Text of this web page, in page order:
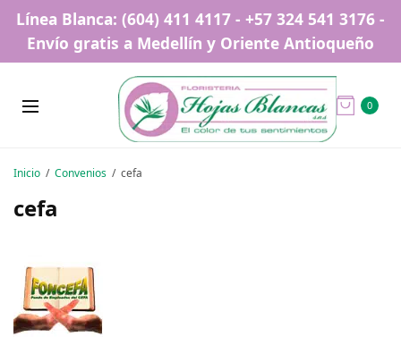
Línea Blanca: (604) 411 4117 - +57 324 541 3176 -
Envío gratis a Medellín y Oriente Antioqueño
0
Inicio Convenios cefa
cefa